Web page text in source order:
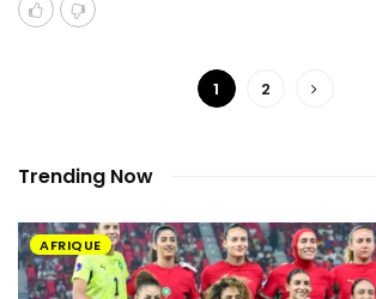
1 2
Trending Now
AFRIQUE